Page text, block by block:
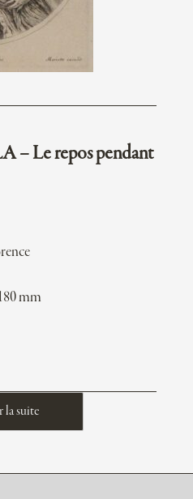
– Le repos pendant
mm
la suite